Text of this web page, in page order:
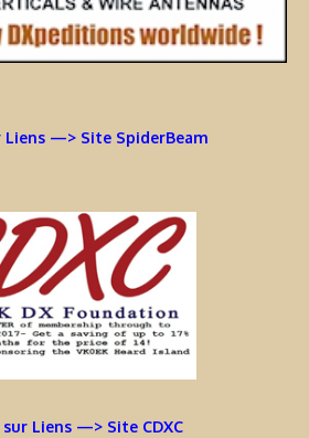
Liens —> Site SpiderBeam
Liens —> Site CDXC